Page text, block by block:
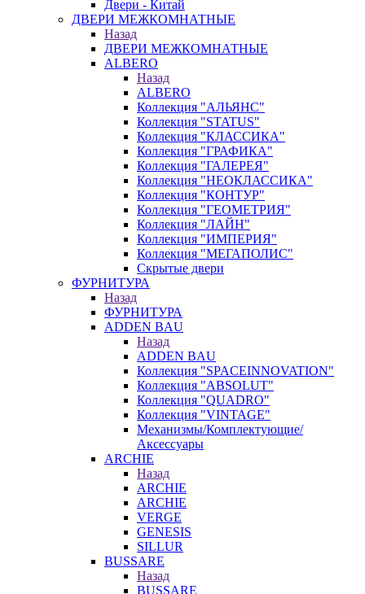
Двери - Китай
ДВЕРИ МЕЖКОМНАТНЫЕ
Назад
ДВЕРИ МЕЖКОМНАТНЫЕ
ALBERO
Назад
ALBERO
Коллекция "АЛЬЯНС"
Коллекция "STATUS"
Коллекция "КЛАССИКА"
Коллекция "ГРАФИКА"
Коллекция "ГАЛЕРЕЯ"
Коллекция "НЕОКЛАССИКА"
Коллекция "КОНТУР"
Коллекция "ГЕОМЕТРИЯ"
Коллекция "ЛАЙН"
Коллекция "ИМПЕРИЯ"
Коллекция "МЕГАПОЛИС"
Скрытые двери
ФУРНИТУРА
Назад
ФУРНИТУРА
ADDEN BAU
Назад
ADDEN BAU
Коллекция "SPACEINNOVATION"
Коллекция "ABSOLUT"
Коллекция "QUADRO"
Коллекция "VINTAGE"
Механизмы/Комплектующие/
Аксессуары
ARCHIE
Назад
ARCHIE
ARCHIE
VERGE
GENESIS
SILLUR
BUSSARE
Назад
BUSSARE